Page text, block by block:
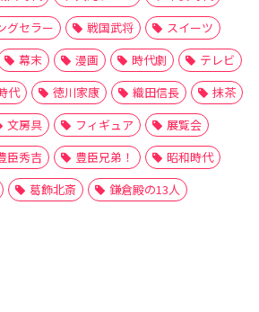
グセラー 戦国武将
スイーツ
幕末 漫画 時代劇
テレビ
代 徳川家康 織田信長
抹茶
文房具 フィギュア
展覧会
臣秀吉 豊臣兄弟！
昭和時代
葛飾北斎 鎌倉殿の13人